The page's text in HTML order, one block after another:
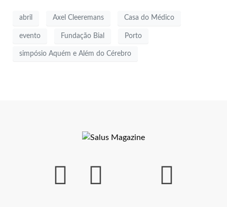
abril Axel Cleeremans Casa do Médico
evento Fundação Bial Porto
simpósio Aquém e Além do Cérebro